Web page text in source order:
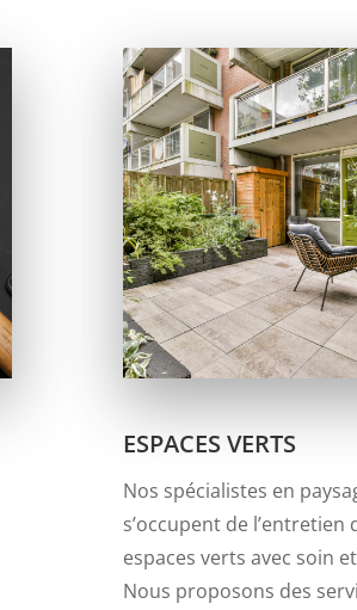
ESPACES VERTS
Nos spécialistes en
s’occupent de l’entretien
espaces verts avec soin
Nous proposons des